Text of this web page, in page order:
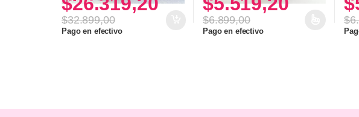
$32.899,00
Pago en efectivo
$6.899,00
Pago en efectivo
Este producto tiene múltiples
$